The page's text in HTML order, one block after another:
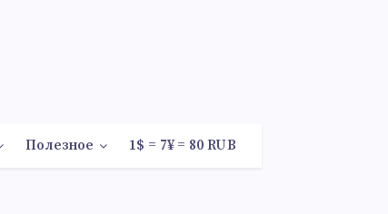
Полезное 1$ = 7¥ = 80 RUB